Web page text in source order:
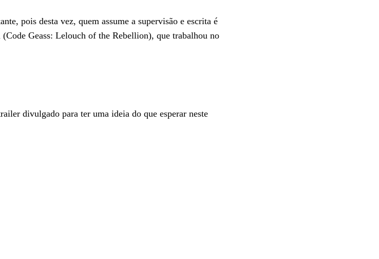
pois desta vez, quem assume a supervisão e escrita é
Geass: Lelouch of the Rebellion), que trabalhou no
divulgado para ter uma ideia do que esperar neste